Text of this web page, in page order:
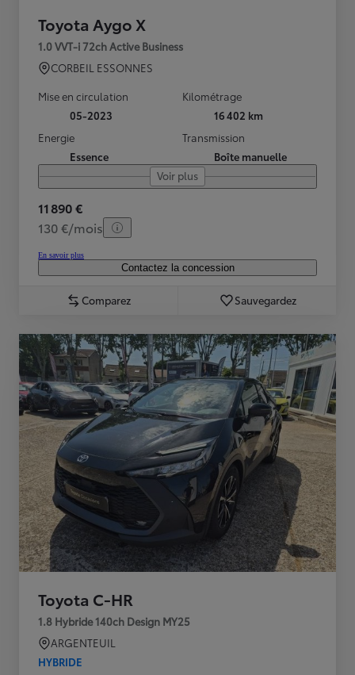
Toyota Aygo X
1.0 VVT-i 72ch Active Business
CORBEIL ESSONNES
Mise en circulation
05-2023
Kilométrage
16 402 km
Energie
Essence
Transmission
Boîte manuelle
Voir plus
11 890 €
130 €/mois
En savoir plus
Contactez la concession
Comparez Sauvegardez
Toyota C-HR
1.8 Hybride 140ch Design MY25
ARGENTEUIL
HYBRIDE